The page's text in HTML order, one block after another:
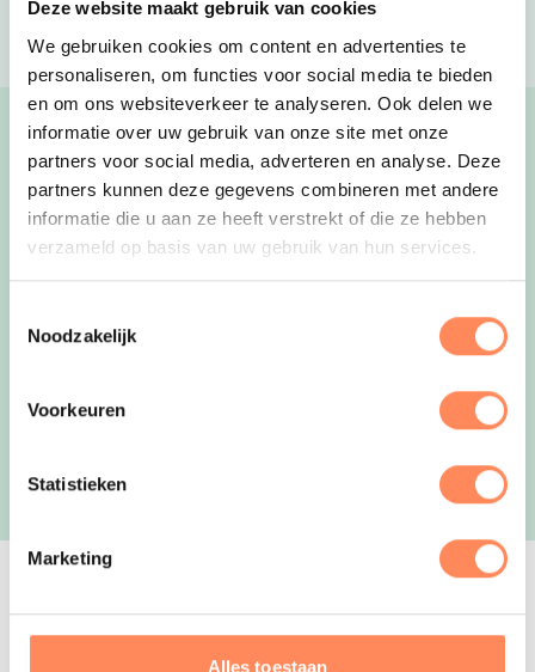
Deze website maakt gebruik van cookies
We gebruiken cookies om content en advertenties te
personaliseren, om functies voor social media te bieden
en om ons websiteverkeer te analyseren. Ook delen we
informatie over uw gebruik van onze site met onze
partners voor social media, adverteren en analyse. Deze
partners kunnen deze gegevens combineren met andere
informatie die u aan ze heeft verstrekt of die ze hebben
verzameld op basis van uw gebruik van hun services.
Noodzakelijk
Voorkeuren
Statistieken
Marketing
Alles toestaan
Volg Kidsproofvakantie.nl overal
Volg ons op Facebook
Volg ons op Instagram
Mail ons
Ontvang de tips in je mail!
zorgen voor eindeloos veel inspiratie!
Vakantie